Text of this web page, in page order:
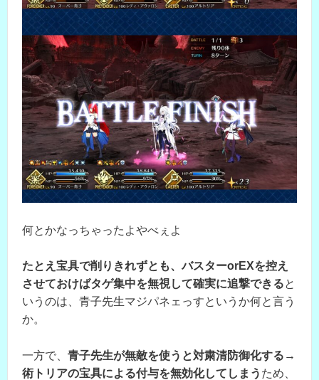
何とかなっちゃったよやべぇよ
たとえ宝具で削りきれずとも、バスターorEXを控え
させておけばタゲ集中を無視して確実に追撃できると
いうのは、青子先生マジパネェっすというか何と言う
か。
一方で、 青子先生が無敵を使うと対粛清防御化する→
術トリアの宝具による付与を無効化してしまう ため、